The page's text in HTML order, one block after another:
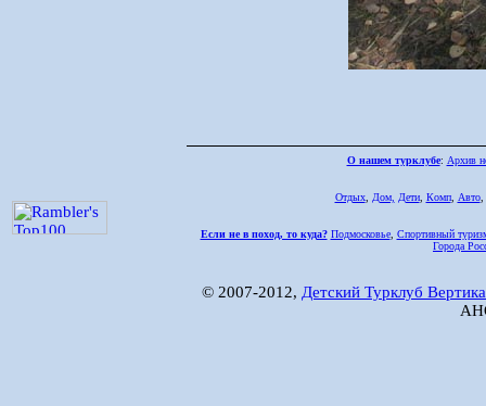
О нашем турклубе: Архив
Отдых, Дом, Дети, Комп, Авто,
Если не в поход, то куда? Подмосковье, Спортивный
Города
© 2007-2012, Детский Турклуб